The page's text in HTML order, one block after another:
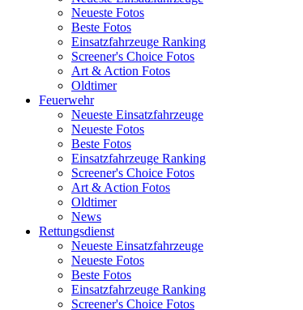
Neueste Fotos
Beste Fotos
Einsatzfahrzeuge Ranking
Screener's Choice Fotos
Art & Action Fotos
Oldtimer
Feuerwehr
Neueste Einsatzfahrzeuge
Neueste Fotos
Beste Fotos
Einsatzfahrzeuge Ranking
Screener's Choice Fotos
Art & Action Fotos
Oldtimer
News
Rettungsdienst
Neueste Einsatzfahrzeuge
Neueste Fotos
Beste Fotos
Einsatzfahrzeuge Ranking
Screener's Choice Fotos